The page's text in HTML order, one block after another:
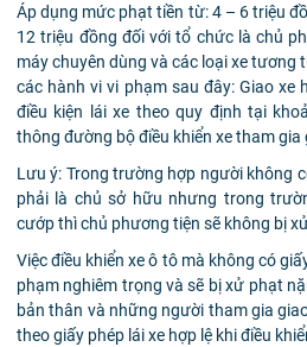
Áp dụng mức phạt tiền từ: 4 – 6 triệu
12 triệu đồng đối với tổ chức là chủ
máy chuyên dùng và các loại xe
các hành vi vi phạm sau đây: Giao xe
điều kiện lái xe theo quy định tại
thông đường bộ điều khiển xe tham gia
Lưu ý: Trong trường hợp người không
phải là chủ sở hữu nhưng trong
cướp thì chủ phương tiện sẽ không bị
Việc điều khiển xe ô tô mà không có
phạm nghiêm trọng và sẽ bị xử phạt
bản thân và những người tham gia
theo giấy phép lái xe hợp lệ khi điều